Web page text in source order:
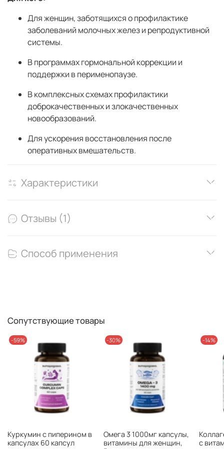
Для женщин, заботящихся о профилактике
заболеваний молочных желез и репродуктивной
системы.
В программах гормональной коррекции и
поддержки в перименопаузе.
В комплексных схемах профилактики
доброкачественных и злокачественных
новообразований.
Для ускорения восстановления после
оперативных вмешательств.
Характеристики
Отзывы (1)
Способ применения
Сопутствующие товары
-59%
Куркумин с пиперином в
капсулах 60 капсул
-30%
Омега 3 1000мг капсулы,
витамины для женщин,
-14%
с